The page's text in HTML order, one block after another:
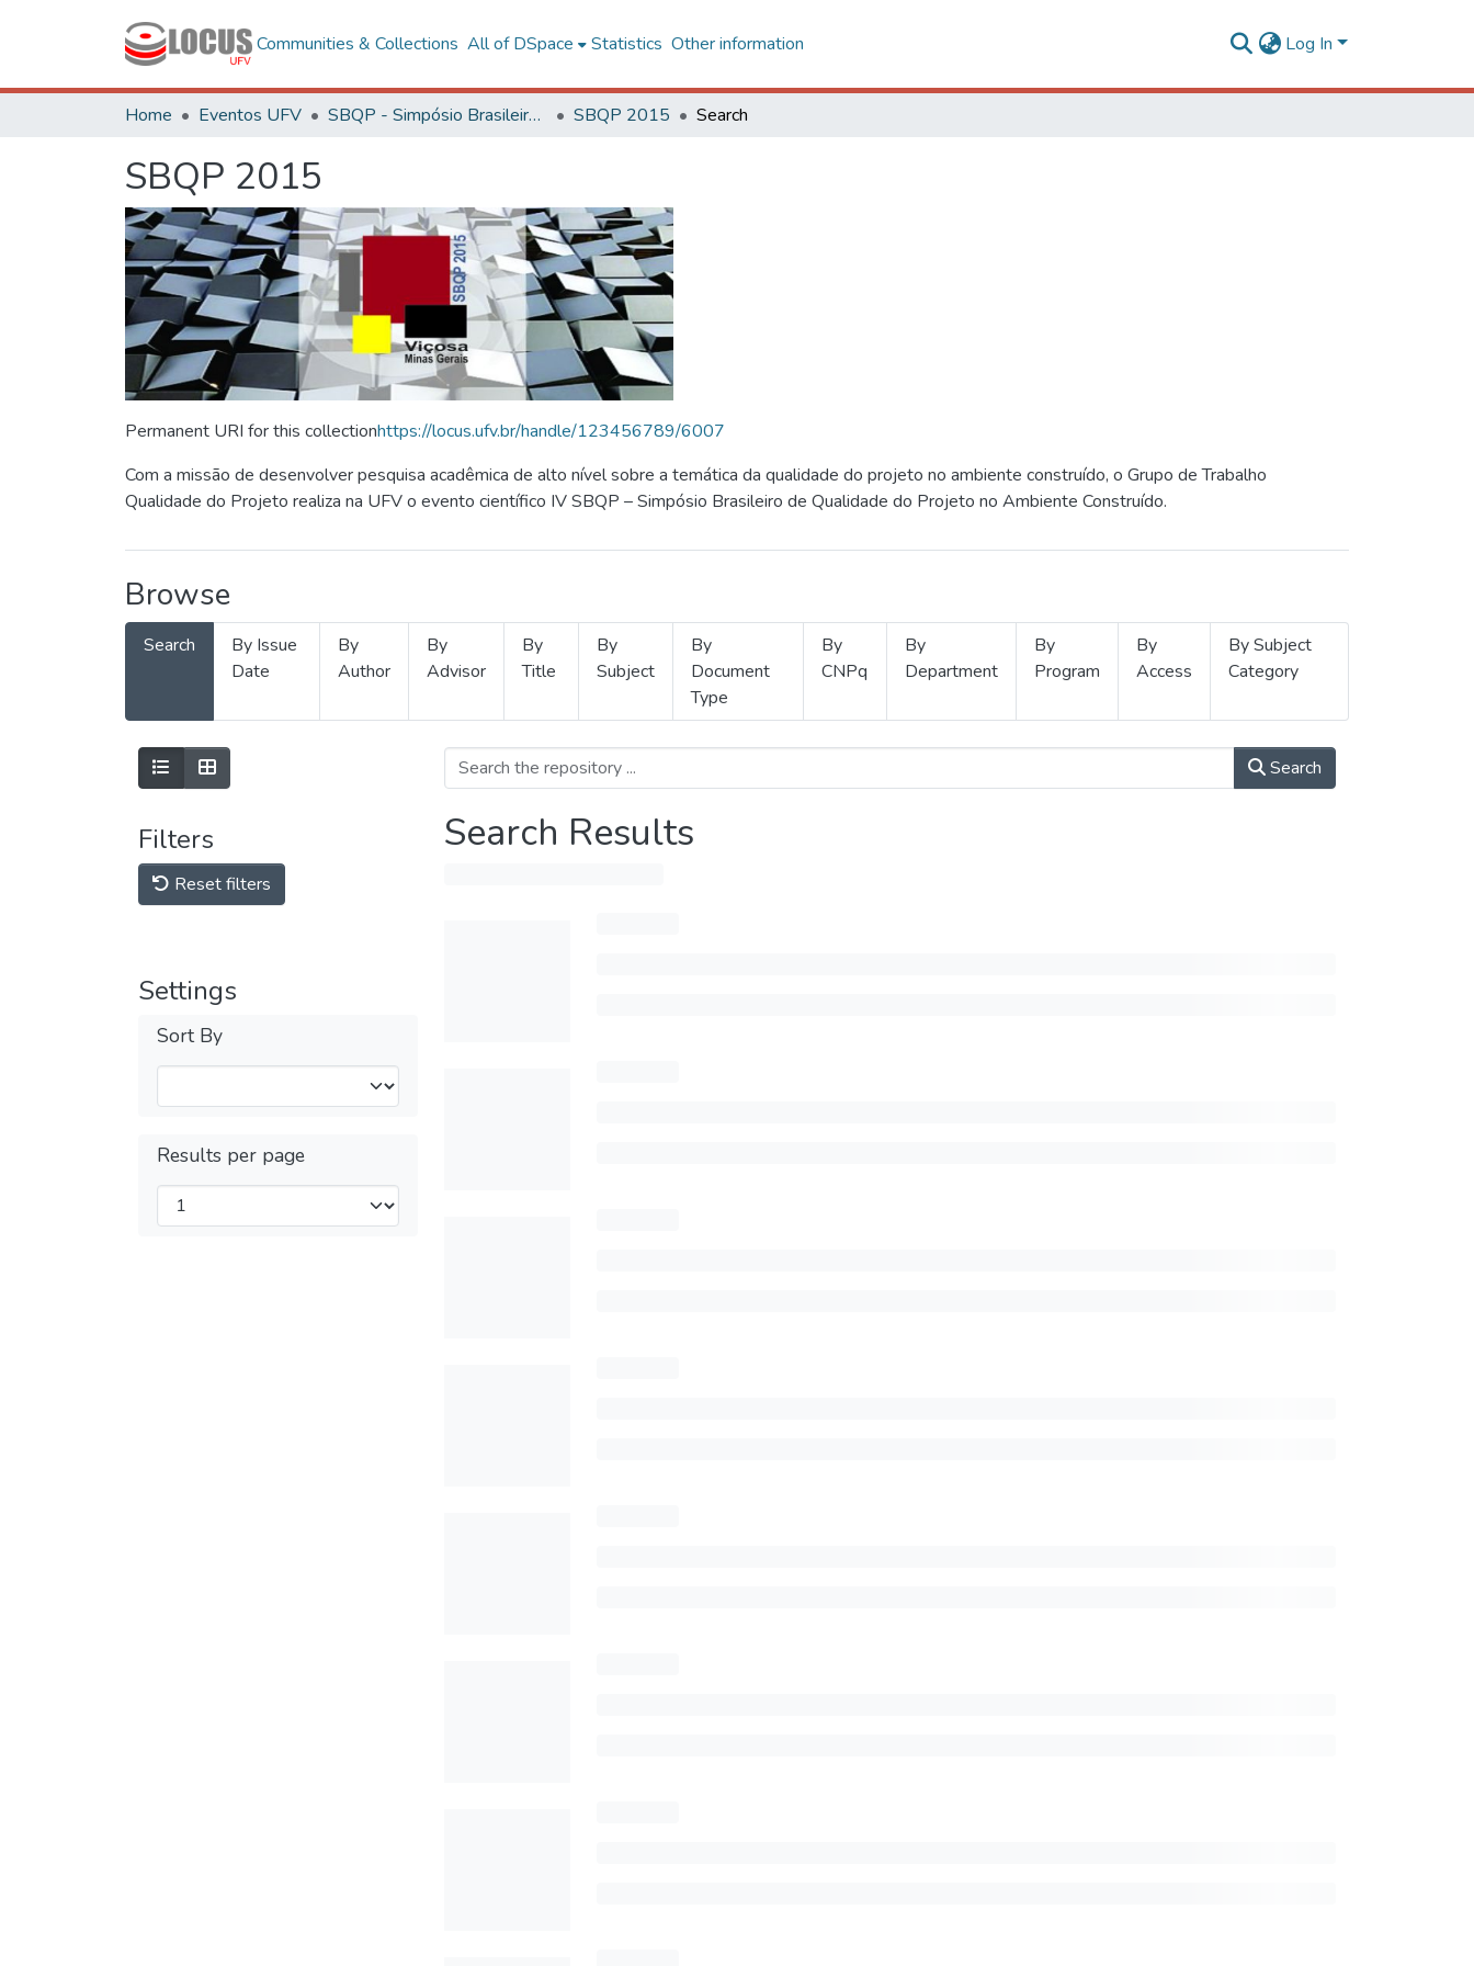
Communities & Collections All of DSpace Statistics Other information Log In
Home Eventos UFV SBQP - Simpósio Brasileiro de Qualidade do Projeto no Ambiente Construído SBQP 2015 Search
SBQP 2015
Permanent URI for this collectionhttps://locus.ufv.br/handle/123456789/6007
Com a missão de desenvolver pesquisa acadêmica de alto nível sobre a temática da qualidade do projeto no ambiente construído, o Grupo de Trabalho
Qualidade do Projeto realiza na UFV o evento científico IV SBQP – Simpósio Brasileiro de Qualidade do Projeto no Ambiente Construído.
Browse
Search
By Issue
Date
By
Author
By
Advisor
By
Title
By
Subject
By
Document
Type
By
CNPq
By
Department
By
Program
By
Access
By Subject
Category
Filters
Reset filters
Settings
Sort By
Results per page
Search
Search Results